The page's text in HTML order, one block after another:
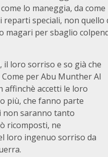
lo maneggia, da
reparti speciali, non
magari per sbaglio
il loro sorriso e so già che
per Abu Munther Al
affinchè accetti le loro
più, che fanno parte
non saranno tanto
ricomposti, ne
loro ingenuo sorriso da